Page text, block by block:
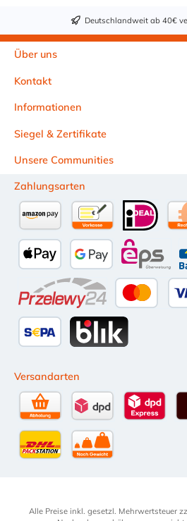
Deutschlandweit ab 40€
Über uns
Kontakt
Informationen
Unsere Communities
Siegel & Zertifikate
Zahlungsarten
Apple Pay Google Pay eps
Przelewy24
Amazon PayVorkasse per
Versandarten
Alle Preise inkl. gesetzl. Mehrwertsteuer